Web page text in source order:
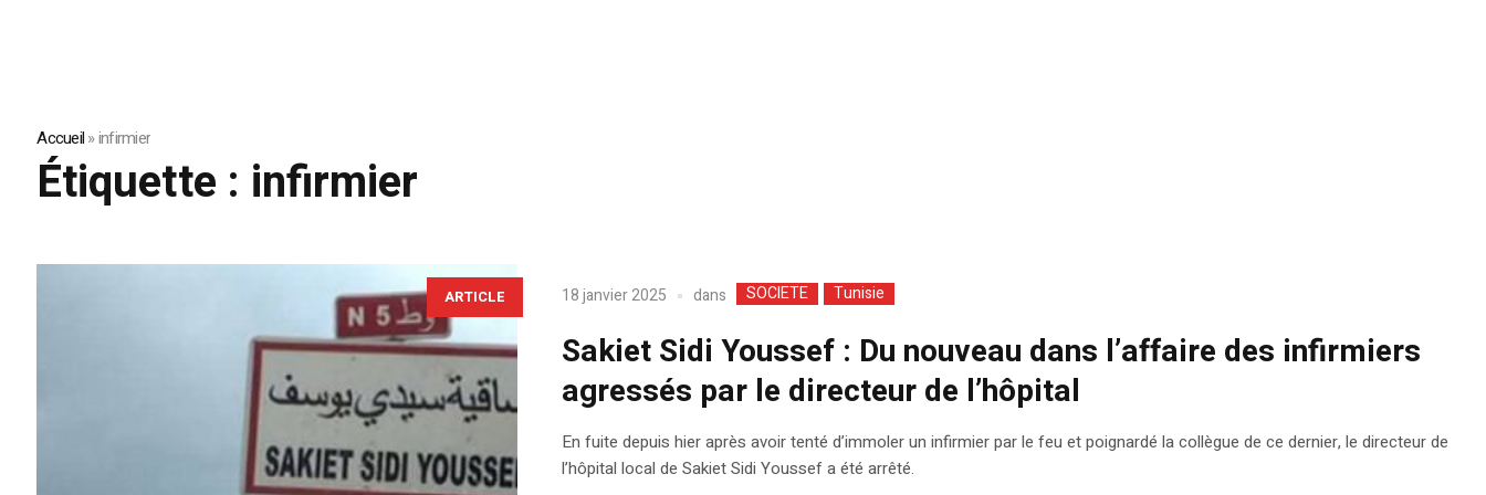
Accueil»infirmier
Étiquette : infirmier
ARTICLE 18 janvier 2025 dans SOCIETE Tunisie
Sakiet Sidi Youssef : Du nouveau dans l’affaire des infirmiers
agressés par le directeur de l’hôpital
En fuite depuis hier après avoir tenté d’immoler un infirmier par le feu et poignardé la collègue de ce dernier, le directeur de
l’hôpital local de Sakiet Sidi Youssef a été arrêté.